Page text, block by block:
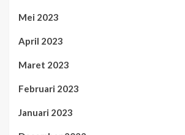
Mei 2023
April 2023
Maret 2023
Februari 2023
Januari 2023